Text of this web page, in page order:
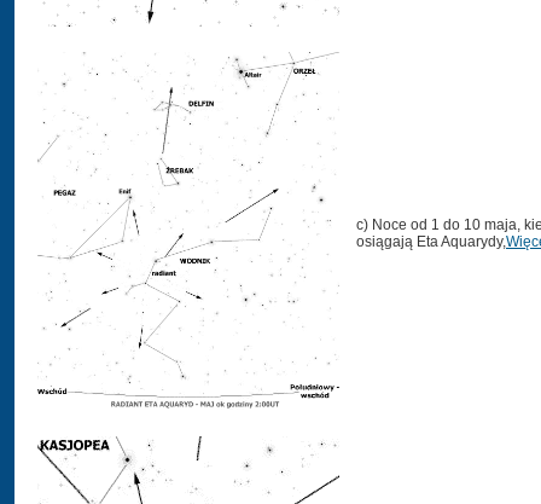
c) Noce od 1 do 10 maja,
osiągają Eta Aquarydy,